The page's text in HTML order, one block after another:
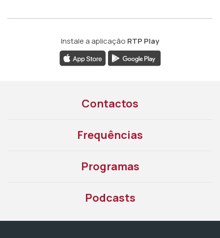
Instale a aplicação RTP Play
Contactos
Frequências
Programas
Podcasts